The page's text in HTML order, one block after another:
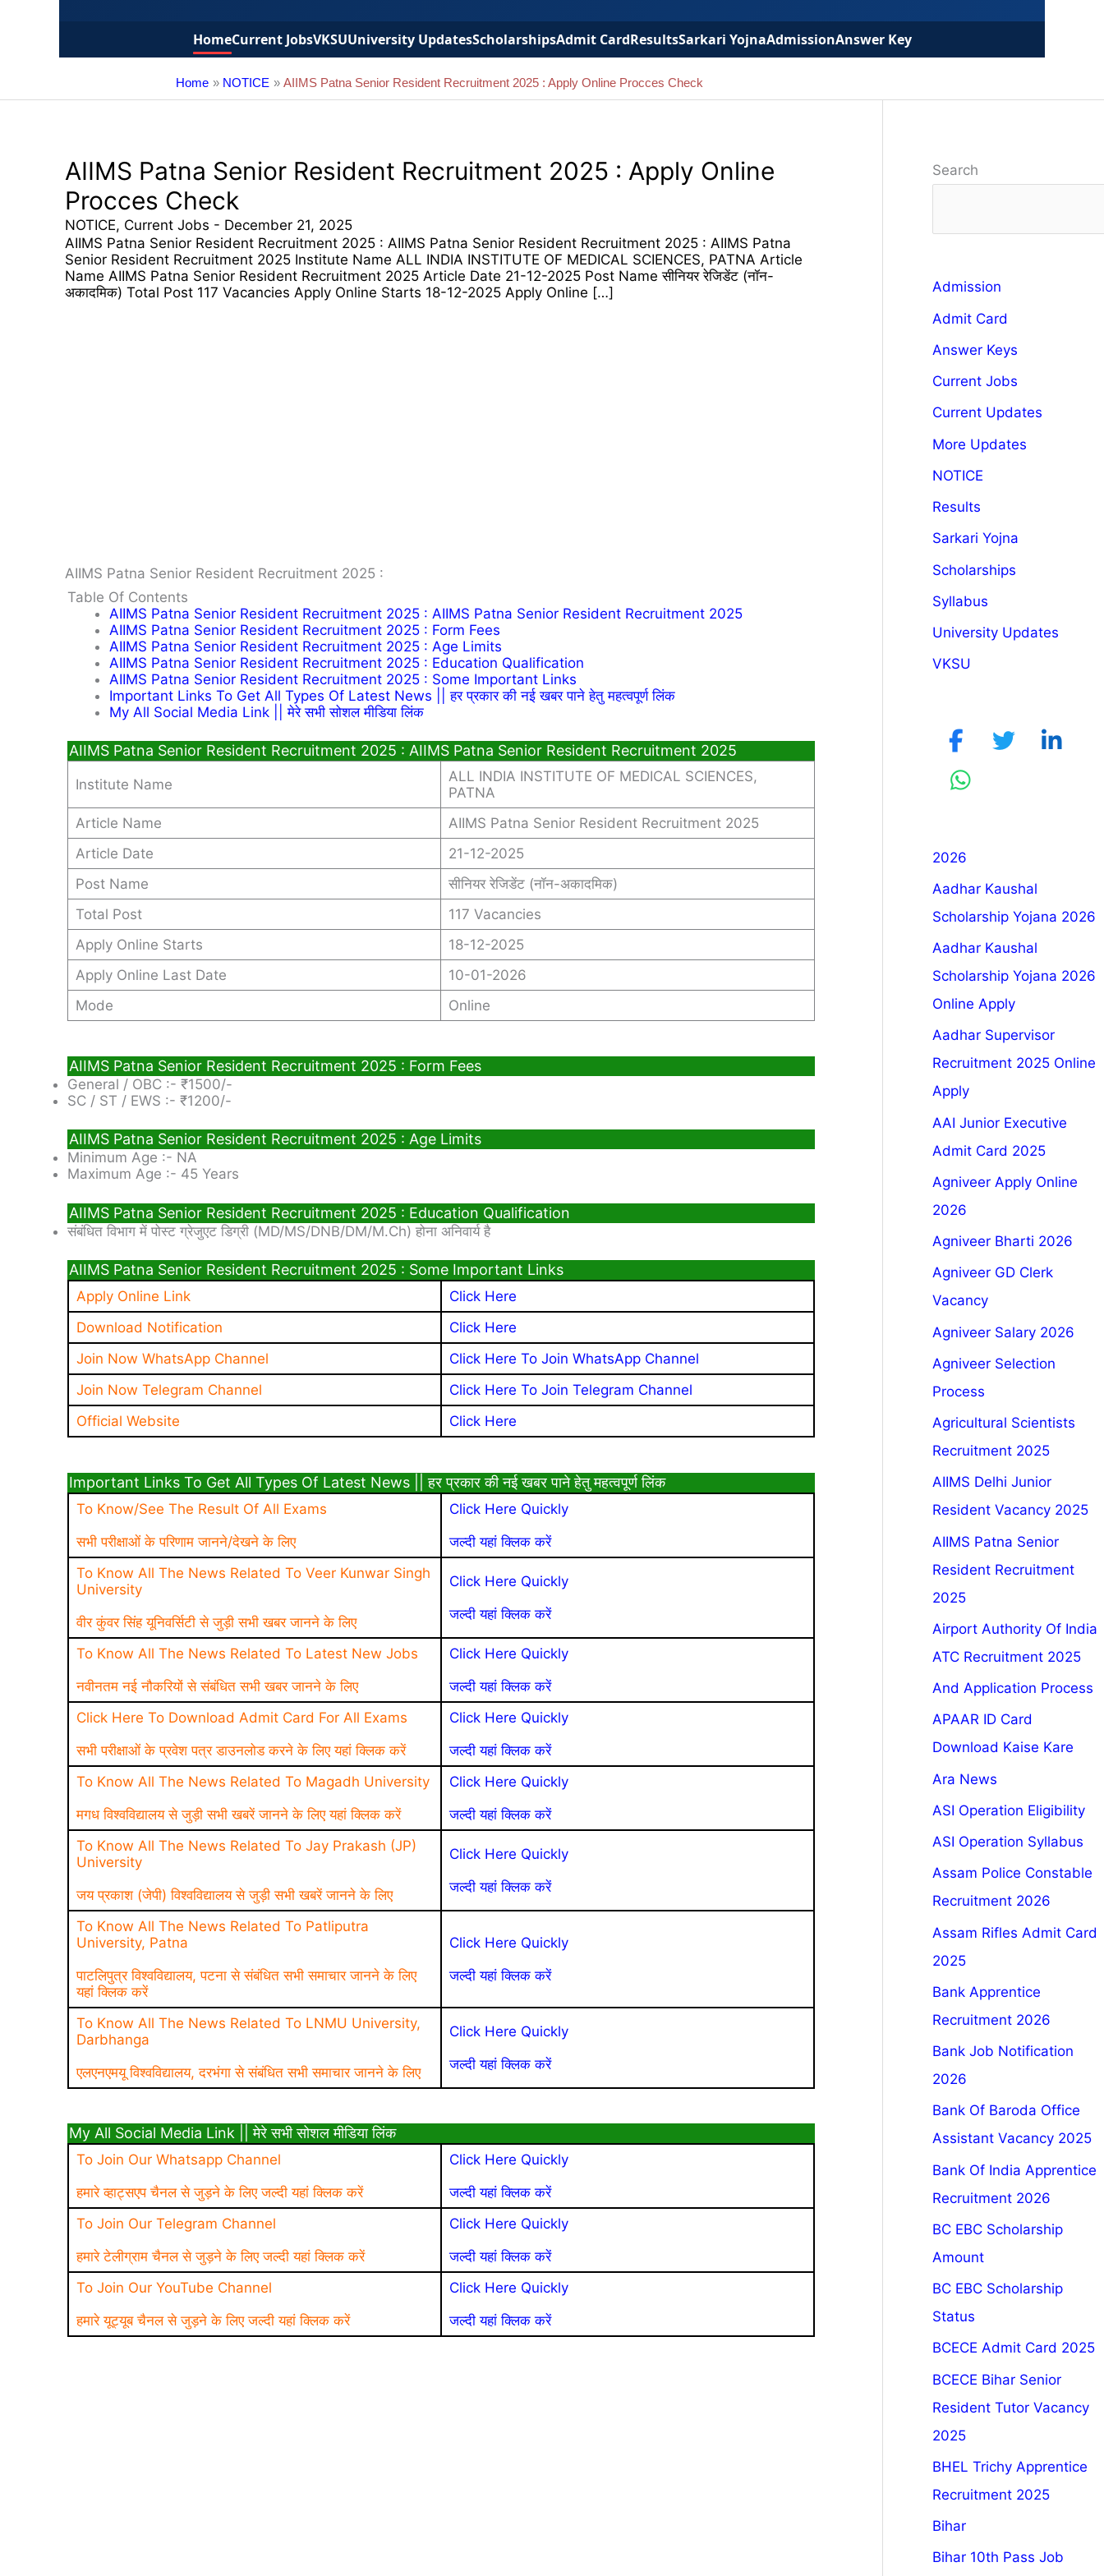
HomeCurrent JobsVKSUUniversity UpdatesScholarshipsAdmit CardResultsSarkari YojnaAdmissionAnswer Key
Home NOTICE AIIMS Patna Senior Resident Recruitment 2025 : Apply Online Procces Check
AIIMS Patna Senior Resident Recruitment 2025 : Apply Online
Procces Check
NOTICE, Current Jobs - December 21, 2025
AIIMS Patna Senior Resident Recruitment 2025 : AIIMS Patna Senior Resident Recruitment 2025 : AIIMS Patna
Senior Resident Recruitment 2025 Institute Name ALL INDIA INSTITUTE OF MEDICAL SCIENCES, PATNA Article
Name AIIMS Patna Senior Resident Recruitment 2025 Article Date 21-12-2025 Post Name सीनियर रेजिडेंट (नॉन-
अकादमिक) Total Post 117 Vacancies Apply Online Starts 18-12-2025 Apply Online […]
AIIMS Patna Senior Resident Recruitment 2025 :
Table Of Contents
AIIMS Patna Senior Resident Recruitment 2025 : AIIMS Patna Senior Resident Recruitment 2025
AIIMS Patna Senior Resident Recruitment 2025 : Form Fees
AIIMS Patna Senior Resident Recruitment 2025 : Age Limits
AIIMS Patna Senior Resident Recruitment 2025 : Education Qualification
AIIMS Patna Senior Resident Recruitment 2025 : Some Important Links
Important Links To Get All Types Of Latest News || हर प्रकार की नई खबर पाने हेतु महत्वपूर्ण लिंक
My All Social Media Link || मेरे सभी सोशल मीडिया लिंक
AIIMS Patna Senior Resident Recruitment 2025 : AIIMS Patna Senior Resident Recruitment 2025
Institute Name
ALL INDIA INSTITUTE OF MEDICAL SCIENCES,
PATNA
Article Name
AIIMS Patna Senior Resident Recruitment 2025
Article Date
21-12-2025
Post Name
सीनियर रेजिडेंट (नॉन-अकादमिक)
Total Post
117 Vacancies
Apply Online Starts
18-12-2025
Apply Online Last Date
10-01-2026
Mode
Online
AIIMS Patna Senior Resident Recruitment 2025 : Form Fees
General / OBC :- ₹1500/-
SC / ST / EWS :- ₹1200/-
AIIMS Patna Senior Resident Recruitment 2025 : Age Limits
Minimum Age :- NA
Maximum Age :- 45 Years
AIIMS Patna Senior Resident Recruitment 2025 : Education Qualification
संबंधित विभाग में पोस्ट ग्रेजुएट डिग्री (MD/MS/DNB/DM/M.Ch) होना अनिवार्य है
AIIMS Patna Senior Resident Recruitment 2025 : Some Important Links
Apply Online Link
Click Here
Download Notification
Click Here
Join Now WhatsApp Channel
Click Here To Join WhatsApp Channel
Join Now Telegram Channel
Click Here To Join Telegram Channel
Official Website
Click Here
Important Links To Get All Types Of Latest News || हर प्रकार की नई खबर पाने हेतु महत्वपूर्ण लिंक
To Know/See The Result Of All Exams
सभी परीक्षाओं के परिणाम जानने/देखने के लिए
Click Here Quickly
जल्दी यहां क्लिक करें
To Know All The News Related To Veer Kunwar Singh
University
वीर कुंवर सिंह यूनिवर्सिटी से जुड़ी सभी खबर जानने के लिए
Click Here Quickly
जल्दी यहां क्लिक करें
To Know All The News Related To Latest New Jobs
नवीनतम नई नौकरियों से संबंधित सभी खबर जानने के लिए
Click Here Quickly
जल्दी यहां क्लिक करें
Click Here To Download Admit Card For All Exams
सभी परीक्षाओं के प्रवेश पत्र डाउनलोड करने के लिए यहां क्लिक करें
Click Here Quickly
जल्दी यहां क्लिक करें
To Know All The News Related To Magadh University
मगध विश्वविद्यालय से जुड़ी सभी खबरें जानने के लिए यहां क्लिक करें
Click Here Quickly
जल्दी यहां क्लिक करें
To Know All The News Related To Jay Prakash (JP)
University
जय प्रकाश (जेपी) विश्वविद्यालय से जुड़ी सभी खबरें जानने के लिए
Click Here Quickly
जल्दी यहां क्लिक करें
To Know All The News Related To Patliputra
University, Patna
पाटलिपुत्र विश्वविद्यालय, पटना से संबंधित सभी समाचार जानने के लिए
यहां क्लिक करें
Click Here Quickly
जल्दी यहां क्लिक करें
To Know All The News Related To LNMU University,
Darbhanga
एलएनएमयू विश्वविद्यालय, दरभंगा से संबंधित सभी समाचार जानने के लिए
Click Here Quickly
जल्दी यहां क्लिक करें
My All Social Media Link || मेरे सभी सोशल मीडिया लिंक
To Join Our Whatsapp Channel
हमारे व्हाट्सएप चैनल से जुड़ने के लिए जल्दी यहां क्लिक करें
Click Here Quickly
जल्दी यहां क्लिक करें
To Join Our Telegram Channel
हमारे टेलीग्राम चैनल से जुड़ने के लिए जल्दी यहां क्लिक करें
Click Here Quickly
जल्दी यहां क्लिक करें
To Join Our YouTube Channel
हमारे यूट्यूब चैनल से जुड़ने के लिए जल्दी यहां क्लिक करें
Click Here Quickly
जल्दी यहां क्लिक करें
Search
Admission
Admit Card
Answer Keys
Current Jobs
Current Updates
More Updates
NOTICE
Results
Sarkari Yojna
Scholarships
Syllabus
University Updates
VKSU
2026
Aadhar Kaushal
Scholarship Yojana 2026
Aadhar Kaushal
Scholarship Yojana 2026
Online Apply
Aadhar Supervisor
Recruitment 2025 Online
Apply
AAI Junior Executive
Admit Card 2025
Agniveer Apply Online
2026
Agniveer Bharti 2026
Agniveer GD Clerk
Vacancy
Agniveer Salary 2026
Agniveer Selection
Process
Agricultural Scientists
Recruitment 2025
AIIMS Delhi Junior
Resident Vacancy 2025
AIIMS Patna Senior
Resident Recruitment
2025
Airport Authority Of India
ATC Recruitment 2025
And Application Process
APAAR ID Card
Download Kaise Kare
Ara News
ASI Operation Eligibility
ASI Operation Syllabus
Assam Police Constable
Recruitment 2026
Assam Rifles Admit Card
2025
Bank Apprentice
Recruitment 2026
Bank Job Notification
2026
Bank Of Baroda Office
Assistant Vacancy 2025
Bank Of India Apprentice
Recruitment 2026
BC EBC Scholarship
Amount
BC EBC Scholarship
Status
BCECE Admit Card 2025
BCECE Bihar Senior
Resident Tutor Vacancy
2025
BHEL Trichy Apprentice
Recruitment 2025
Bihar
Bihar 10th Pass Job